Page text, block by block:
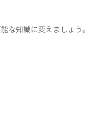
な知識に変えましょう